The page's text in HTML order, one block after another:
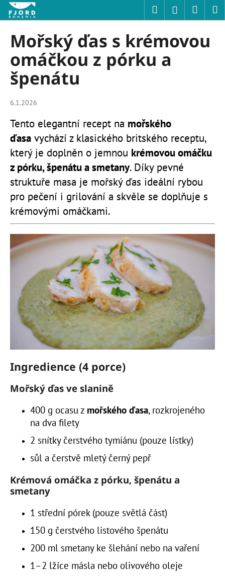
Přejít
obsah
Hledat Přihlášení
Mořský ďas s krémovou
omáčkou z pórku a
špenátu
6.1.2026
Tento elegantní recept na mořského
ďasa vychází z klasického britského receptu,
který je doplněn o jemnou krémovou omáčku
z pórku, špenátu a smetany. Díky pevné
struktuře masa je mořský ďas ideální rybou
pro pečení i grilování a skvěle se doplňuje s
krémovými omáčkami.
Ingredience (4 porce)
Mořský ďas ve slanině
400 g ocasu z mořského ďasa, rozkrojeného
na dva filety
2 snítky čerstvého tymiánu (pouze lístky)
sůl a čerstvě mletý černý pepř
Krémová omáčka z pórku, špenátu a
smetany
1 střední pórek (pouze světlá část)
150 g čerstvého listového špenátu
200 ml smetany ke šlehání nebo na vaření
1–2 lžíce másla nebo olivového oleje
o
C
o
p
t
ř
e
b
u
j
e
t
e
n
a
j
í
HLEDAT
D
j
e
m